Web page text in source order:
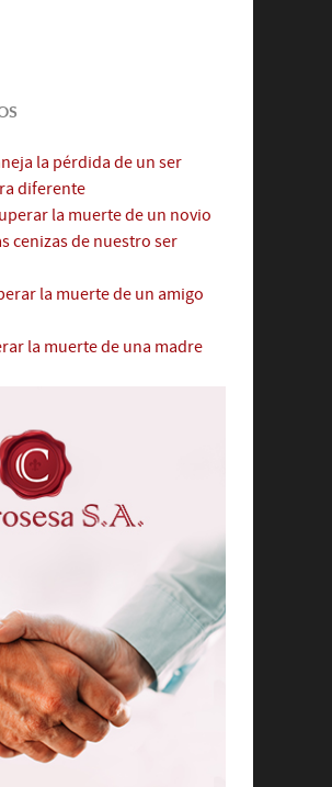
la pérdida de un ser
diferente
la muerte de un novio
cenizas de nuestro ser
la muerte de un amigo
la muerte de una madre